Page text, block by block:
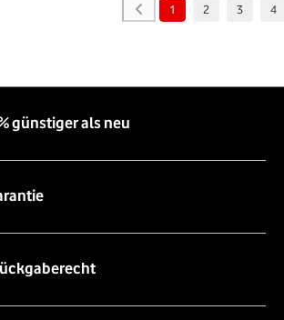
1 2 3 4
günstiger als neu